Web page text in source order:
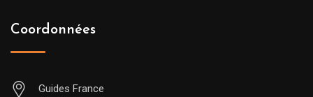
Coordonnées
Guides France